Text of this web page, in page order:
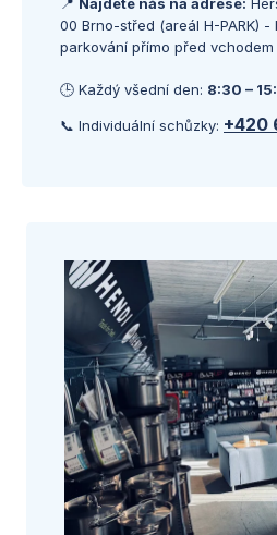
📍 Najdete nás na adrese:
00 Brno-střed (areál H-PARK) -
parkování přímo před vchodem
🕒 Každý všední den: 8:30 –
📞 Individuální schůzky: +420